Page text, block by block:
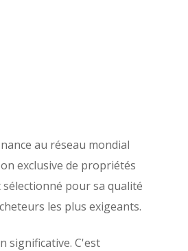
au réseau mondial
exclusive de propriétés
pour sa qualité
les plus exigeants.
significative. C'est